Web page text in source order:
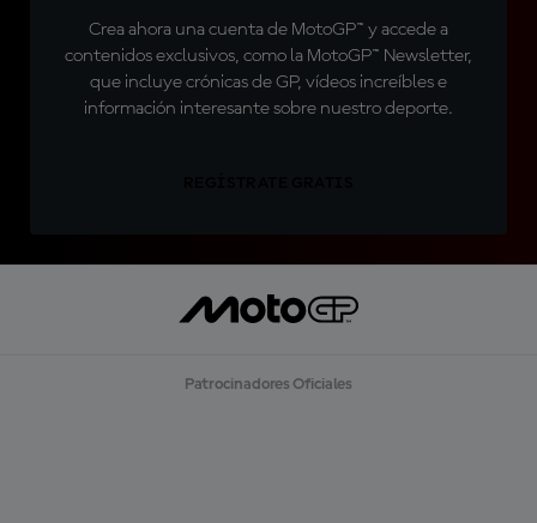
Crea ahora una cuenta de MotoGP™ y accede a
contenidos exclusivos, como la MotoGP™ Newsletter,
que incluye crónicas de GP, vídeos increíbles e
información interesante sobre nuestro deporte.
Patrocinadores Oficiales